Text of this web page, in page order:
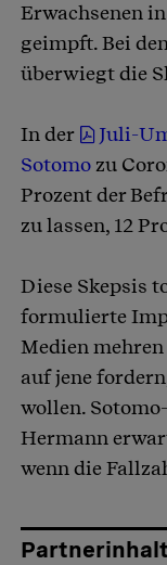
Erwachsenen
geimpft. Bei
überwiegt die
In der
Juli-
Sotomozu
Prozent der
zu lassen, 12
Diese Skepsis
formulierte
Medien
auf jene
wollen.
Hermann
wenn die